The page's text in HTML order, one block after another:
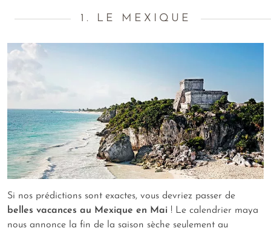
chacun son rythme. Quel sera le vôtre ? Randonnées,
où voyager en Mai
1. LE MEXIQUE
Si nos prédictions sont exactes, vous devriez passer de
belles vacances au Mexique en Mai ! Le calendrier maya
nous annonce la fin de la saison sèche seulement au